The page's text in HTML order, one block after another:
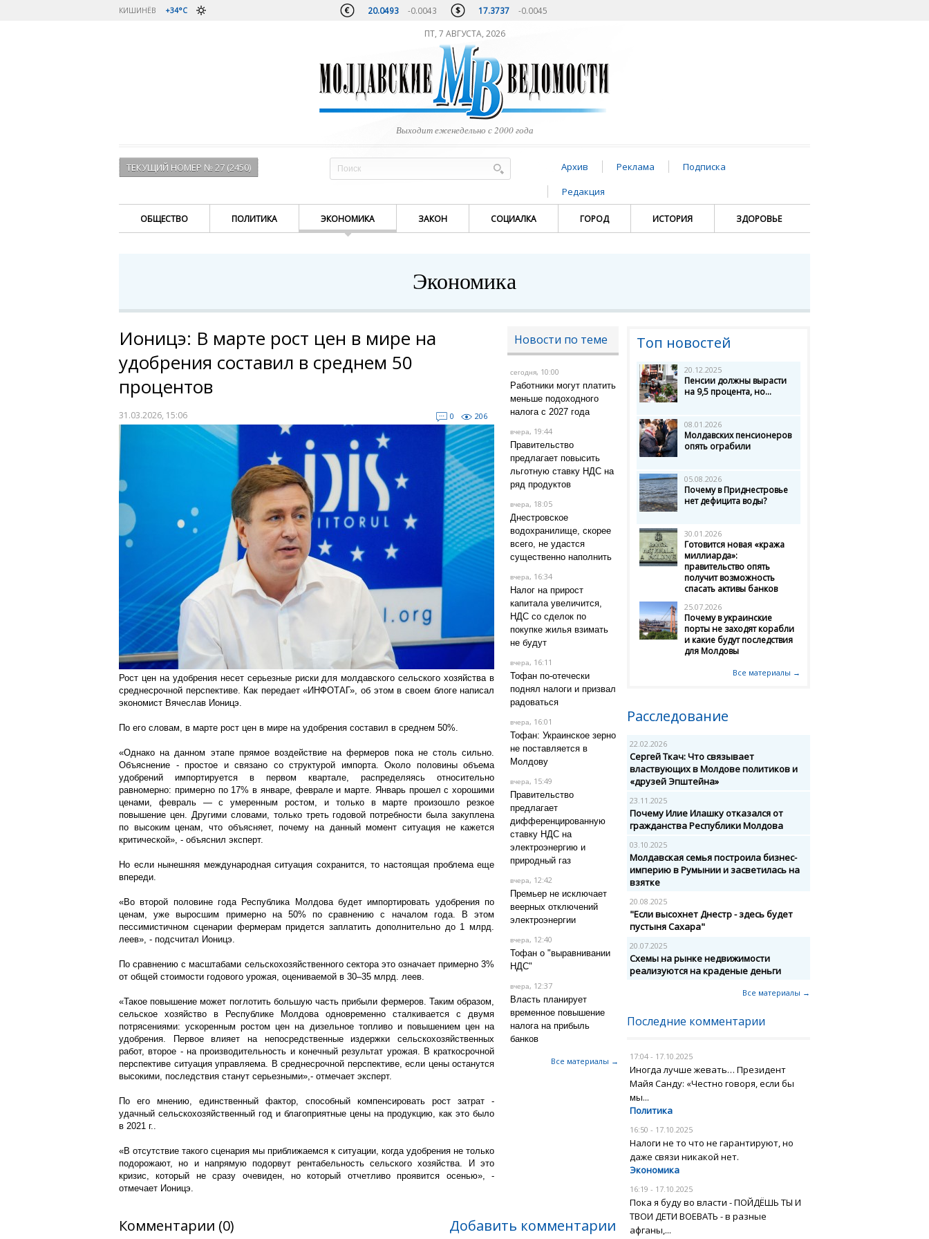
КИШИНЁВ +34°C 20.0493 -0.0043 17.3737 -0.0045
ПТ, 7 АВГУСТА, 2026
Выходит еженедельно с 2000 года
ТЕКУЩИЙ НОМЕР № 27 (2450) Архив Реклама
Подписка
Редакция
ОБЩЕСТВО ПОЛИТИКА ЭКОНОМИКА ЗАКОН СОЦИАЛКА ГОРОД ИСТОРИЯ ЗДОРОВЬЕ
Экономика
Ионицэ: В марте рост цен в мире на
удобрения составил в среднем 50
процентов
31.03.2026, 15:06 0 206
Рост цен на удобрения несет серьезные риски для молдавского сельского хозяйства в
среднесрочной перспективе. Как передает «ИНФОТАГ», об этом в своем блоге написал
экономист Вячеслав Ионицэ.
По его словам, в марте рост цен в мире на удобрения составил в среднем 50%.
«Однако на данном этапе прямое воздействие на фермеров пока не столь сильно.
Объяснение - простое и связано со структурой импорта. Около половины объема
удобрений импортируется в первом квартале, распределяясь относительно
равномерно: примерно по 17% в январе, феврале и марте. Январь прошел с хорошими
ценами, февраль — с умеренным ростом, и только в марте произошло резкое
повышение цен. Другими словами, только треть годовой потребности была закуплена
по высоким ценам, что объясняет, почему на данный момент ситуация не кажется
критической», - объяснил эксперт.
Но если нынешняя международная ситуация сохранится, то настоящая проблема еще
впереди.
«Во второй половине года Республика Молдова будет импортировать удобрения по
ценам, уже выросшим примерно на 50% по сравнению с началом года. В этом
пессимистичном сценарии фермерам придется заплатить дополнительно до 1 млрд.
леев», - подсчитал Ионицэ.
По сравнению с масштабами сельскохозяйственного сектора это означает примерно 3%
от общей стоимости годового урожая, оцениваемой в 30–35 млрд. леев.
«Такое повышение может поглотить большую часть прибыли фермеров. Таким образом,
сельское хозяйство в Республике Молдова одновременно сталкивается с двумя
потрясениями: ускоренным ростом цен на дизельное топливо и повышением цен на
удобрения. Первое влияет на непосредственные издержки сельскохозяйственных
работ, второе - на производительность и конечный результат урожая. В краткосрочной
перспективе ситуация управляема. В среднесрочной перспективе, если цены останутся
высокими, последствия станут серьезными»,- отмечает эксперт.
По его мнению, единственный фактор, способный компенсировать рост затрат -
удачный сельскохозяйственный год и благоприятные цены на продукцию, как это было
в 2021 г..
«В отсутствие такого сценария мы приближаемся к ситуации, когда удобрения не только
подорожают, но и напрямую подорвут рентабельность сельского хозяйства. И это
кризис, который не сразу очевиден, но который отчетливо проявится осенью», -
отмечает Ионицэ.
Новости по теме
сегодня, 10:00
Работники могут платить
меньше подоходного
налога с 2027 года
вчера, 19:44
Правительство
предлагает повысить
льготную ставку НДС на
ряд продуктов
вчера, 18:05
Днестровское
водохранилище, скорее
всего, не удастся
существенно наполнить
вчера, 16:34
Налог на прирост
капитала увеличится,
НДС со сделок по
покупке жилья взимать
не будут
вчера, 16:11
Тофан по-отечески
поднял налоги и призвал
радоваться
вчера, 16:01
Тофан: Украинское зерно
не поставляется в
Молдову
вчера, 15:49
Правительство
предлагает
дифференцированную
ставку НДС на
электроэнергию и
природный газ
вчера, 12:42
Премьер не исключает
веерных отключений
электроэнергии
вчера, 12:40
Тофан о "выравнивании
НДС"
вчера, 12:37
Власть планирует
временное повышение
налога на прибыль
банков
Все материалы →
Комментарии (0) Добавить комментарии
Топ новостей
20.12.2025
Пенсии должны вырасти
на 9,5 процента, но...
08.01.2026
Молдавских пенсионеров
опять ограбили
05.08.2026
Почему в Приднестровье
нет дефицита воды?
30.01.2026
Готовится новая «кража
миллиарда»:
правительство опять
получит возможность
спасать активы банков
25.07.2026
Почему в украинские
порты не заходят корабли
и какие будут последствия
для Молдовы
Все материалы →
Расследование
22.02.2026
Сергей Ткач: Что связывает
властвующих в Молдове политиков и
«друзей Эпштейна»
23.11.2025
Почему Илие Илашку отказался от
гражданства Республики Молдова
03.10.2025
Молдавская семья построила бизнес-
империю в Румынии и засветилась на
взятке
20.08.2025
"Если высохнет Днестр - здесь будет
пустыня Сахара"
20.07.2025
Схемы на рынке недвижимости
реализуются на краденые деньги
Все материалы →
Последние комментарии
17:04 - 17.10.2025
Иногда лучше жевать… Президент
Майя Санду: «Честно говоря, если бы
мы...
Политика
16:50 - 17.10.2025
Налоги не то что не гарантируют, но
даже связи никакой нет.
Экономика
16:19 - 17.10.2025
Пока я буду во власти - ПОЙДЁШЬ ТЫ И
ТВОИ ДЕТИ ВОЕВАТЬ - в разные
афганы,...